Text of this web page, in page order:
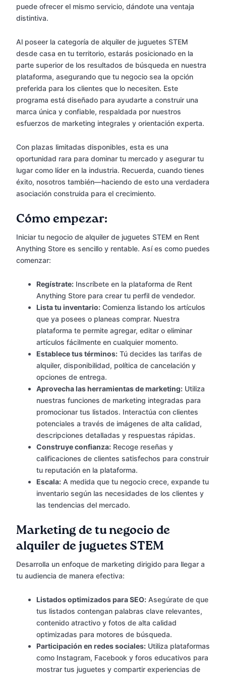
puede ofrecer el mismo servicio, dándote una ventaja
distintiva.
Al poseer la categoría de alquiler de juguetes STEM
desde casa en tu territorio, estarás posicionado en la
parte superior de los resultados de búsqueda en nuestra
plataforma, asegurando que tu negocio sea la opción
preferida para los clientes que lo necesiten. Este
programa está diseñado para ayudarte a construir una
marca única y confiable, respaldada por nuestros
esfuerzos de marketing integrales y orientación experta.
Con plazas limitadas disponibles, esta es una
oportunidad rara para dominar tu mercado y asegurar tu
lugar como líder en la industria. Recuerda, cuando tienes
éxito, nosotros también—haciendo de esto una verdadera
asociación construida para el crecimiento.
Cómo empezar:
Iniciar tu negocio de alquiler de juguetes STEM en Rent
Anything Store es sencillo y rentable. Así es como puedes
comenzar:
Regístrate: Inscríbete en la plataforma de Rent
Anything Store para crear tu perfil de vendedor.
Lista tu inventario: Comienza listando los artículos
que ya posees o planeas comprar. Nuestra
plataforma te permite agregar, editar o eliminar
artículos fácilmente en cualquier momento.
Establece tus términos: Tú decides las tarifas de
alquiler, disponibilidad, política de cancelación y
opciones de entrega.
Aprovecha las herramientas de marketing: Utiliza
nuestras funciones de marketing integradas para
promocionar tus listados. Interactúa con clientes
potenciales a través de imágenes de alta calidad,
descripciones detalladas y respuestas rápidas.
Construye confianza: Recoge reseñas y
calificaciones de clientes satisfechos para construir
tu reputación en la plataforma.
Escala: A medida que tu negocio crece, expande tu
inventario según las necesidades de los clientes y
las tendencias del mercado.
Marketing de tu negocio de
alquiler de juguetes STEM
Desarrolla un enfoque de marketing dirigido para llegar a
tu audiencia de manera efectiva:
Listados optimizados para SEO: Asegúrate de que
tus listados contengan palabras clave relevantes,
contenido atractivo y fotos de alta calidad
optimizadas para motores de búsqueda.
Participación en redes sociales: Utiliza plataformas
como Instagram, Facebook y foros educativos para
mostrar tus juguetes y compartir experiencias de